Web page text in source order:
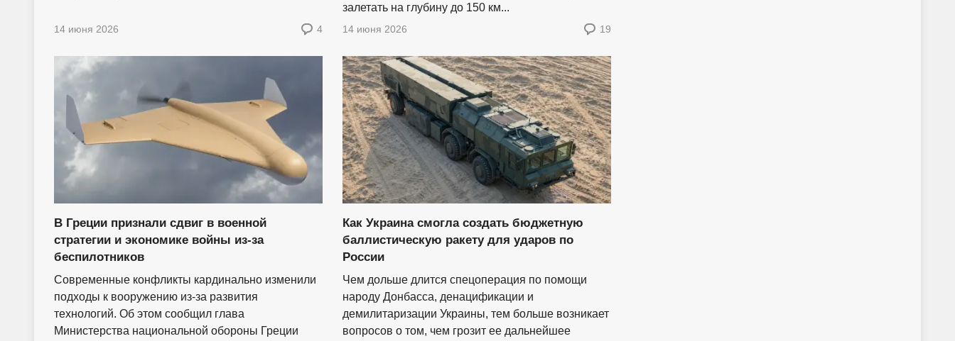
14 июня 2026 4
залетать на глубину до 150 км...
14 июня 2026 19
В Греции признали сдвиг в военной
стратегии и экономике войны из-за
беспилотников
Современные конфликты кардинально изменили
подходы к вооружению из-за развития
технологий. Об этом сообщил глава
Министерства национальной обороны Греции
Как Украина смогла создать бюджетную
баллистическую ракету для ударов по
России
Чем дольше длится спецоперация по помощи
народу Донбасса, денацификации и
демилитаризации Украины, тем больше возникает
вопросов о том, чем грозит ее дальнейшее